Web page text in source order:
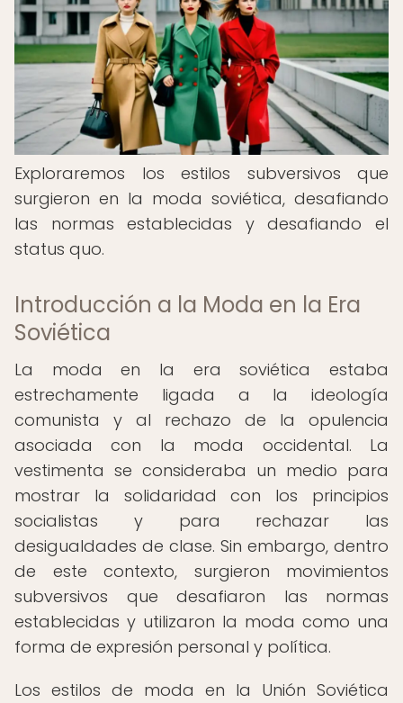
Exploraremos los estilos subversivos que
surgieron en la moda soviética, desafiando
las normas establecidas y desafiando el
status quo.
Introducción a la Moda en la Era
Soviética
La moda en la era soviética estaba
estrechamente ligada a la ideología
comunista y al rechazo de la opulencia
asociada con la moda occidental. La
vestimenta se consideraba un medio para
mostrar la solidaridad con los principios
socialistas y para rechazar las
desigualdades de clase. Sin embargo, dentro
de este contexto, surgieron movimientos
subversivos que desafiaron las normas
establecidas y utilizaron la moda como una
forma de expresión personal y política.
Los estilos de moda en la Unión Soviética